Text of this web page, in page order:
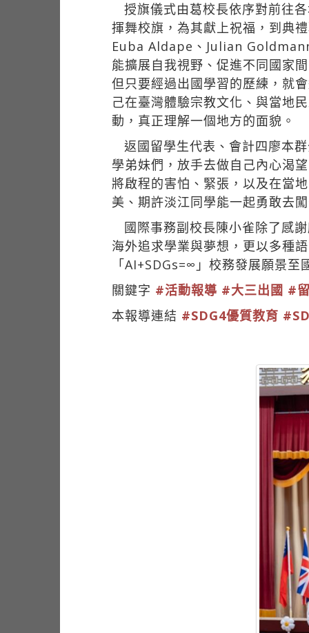
授旗儀式由葛校長依序對前往
揮舞校旗，為其獻上祝福，到典
Euba Aldape、Julian
能擴展自我視野、促進不同國家
但只要經過出國學習的歷練，就
己在臺灣體驗宗教文化、與當地
動，真正理解一個地方的面貌。
返國留學生代表、會計四廖本
學弟妹們，放手去做自己內心渴
將啟程的害怕、緊張，以及在當
美、期許淡江同學能一起勇敢去
國際事務副校長陳小雀除了感
海外追求學業與夢想，更以多種
「AI+SDGs=∞」校務發展願景
關鍵字 #活動報導 #大三出國 #
本報導連結 #SDG4優質教育